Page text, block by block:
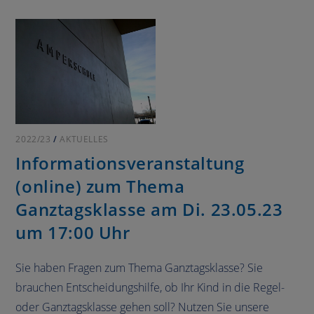
2022/23 /AKTUELLES
Informationsveranstaltung
(online) zum Thema
Ganztagsklasse am Di. 23.05.23
um 17:00 Uhr
Sie haben Fragen zum Thema Ganztagsklasse? Sie
brauchen Entscheidungshilfe, ob Ihr Kind in die Regel-
oder Ganztagsklasse gehen soll? Nutzen Sie unsere